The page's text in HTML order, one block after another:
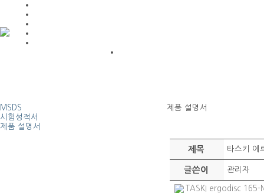
MSDS
시험성적서
제품 설명서
제품 설명서
제목 타스키 에
글쓴이 관리자
TASKI ergodisc